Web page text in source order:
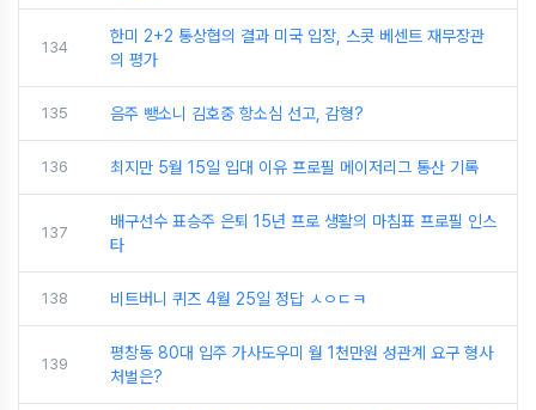
134
한미 2+2 통상협의 결과 미국 입장, 스콧 베센트 재무장관
의 평가
135 음주 뺑소니 김호중 항소심 선고, 감형?
136 최지만 5월 15일 입대 이유 프로필 메이저리그 통산 기록
137
배구선수 표승주 은퇴 15년 프로 생활의 마침표 프로필 인스
타
138 비트버니 퀴즈 4월 25일 정답 ㅅㅇㄷㅋ
139
평창동 80대 입주 가사도우미 월 1천만원 성관계 요구 형사
처벌은?